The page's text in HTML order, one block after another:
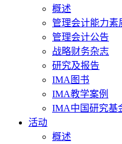
概述
管理会计能力素
管理会计公告
战略财务杂志
研究及报告
IMA图书
IMA教学案例
IMA中国研究基
活动
概述